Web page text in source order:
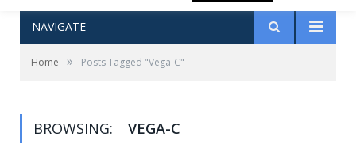
NAVIGATE
Home » Posts Tagged "Vega-C"
BROWSING: VEGA-C